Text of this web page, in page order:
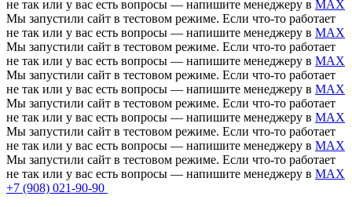
не так или у вас есть вопросы — напишите менеджеру в MAX
Мы запустили сайт в тестовом режиме. Если что-то работает
не так или у вас есть вопросы — напишите менеджеру в MAX
Мы запустили сайт в тестовом режиме. Если что-то работает
не так или у вас есть вопросы — напишите менеджеру в MAX
Мы запустили сайт в тестовом режиме. Если что-то работает
не так или у вас есть вопросы — напишите менеджеру в MAX
Мы запустили сайт в тестовом режиме. Если что-то работает
не так или у вас есть вопросы — напишите менеджеру в MAX
Мы запустили сайт в тестовом режиме. Если что-то работает
не так или у вас есть вопросы — напишите менеджеру в MAX
Мы запустили сайт в тестовом режиме. Если что-то работает
не так или у вас есть вопросы — напишите менеджеру в MAX
+7 (908) 021-90-90